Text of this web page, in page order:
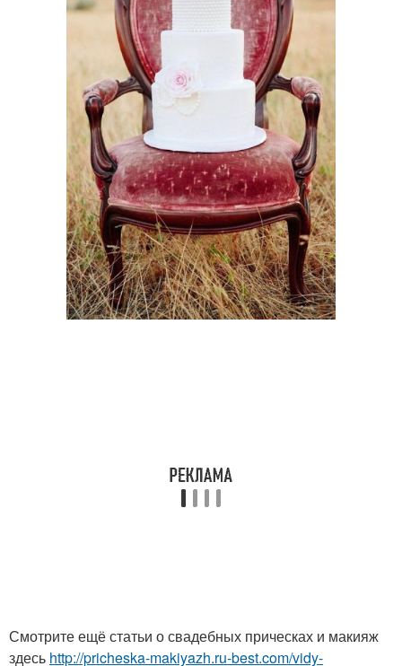
Смотрите ещё статьи о свадебных прическах и макияж
здесь http://pricheska-makiyazh.ru-best.com/vidy-